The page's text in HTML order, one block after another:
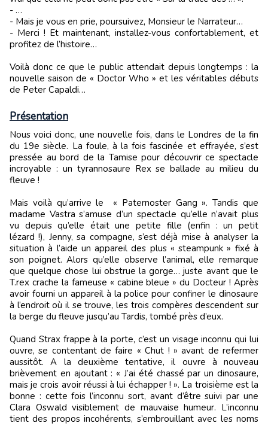
- …
- Mais je vous en prie, poursuivez, Monsieur le Narrateur…
- Merci ! Et maintenant, installez-vous confortablement, et
profitez de l’histoire…
Voilà donc ce que le public attendait depuis longtemps : la
nouvelle saison de « Doctor Who » et les véritables débuts
de Peter Capaldi…
Présentation
Nous voici donc, une nouvelle fois, dans le Londres de la fin
du 19e siècle. La foule, à la fois fascinée et effrayée, s’est
pressée au bord de la Tamise pour découvrir ce spectacle
incroyable : un tyrannosaure Rex se ballade au milieu du
fleuve !
Mais voilà qu’arrive le « Paternoster Gang ». Tandis que
madame Vastra s’amuse d’un spectacle qu’elle n’avait plus
vu depuis qu’elle était une petite fille (enfin : un petit
lézard !), Jenny, sa compagne, s’est déjà mise à analyser la
situation à l’aide un appareil des plus « steampunk » fixé à
son poignet. Alors qu’elle observe l’animal, elle remarque
que quelque chose lui obstrue la gorge… juste avant que le
T.rex crache la fameuse « cabine bleue » du Docteur ! Après
avoir fourni un appareil à la police pour confiner le dinosaure
à l’endroit où il se trouve, les trois compères descendent sur
la berge du fleuve jusqu’au Tardis, tombé près d’eux.
Quand Strax frappe à la porte, c’est un visage inconnu qui lui
ouvre, se contentant de faire « Chut ! » avant de refermer
aussitôt. A la deuxième tentative, il ouvre à nouveau
brièvement en ajoutant : « J’ai été chassé par un dinosaure,
mais je crois avoir réussi à lui échapper ! ». La troisième est la
bonne : cette fois l’inconnu sort, avant d’être suivi par une
Clara Oswald visiblement de mauvaise humeur. L’inconnu
tient des propos incohérents, s’embrouillant avec les noms